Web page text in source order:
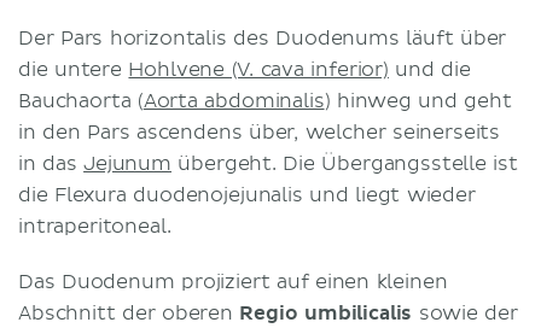
Der Pars horizontalis des Duodenums läuft über
die untere Hohlvene (V. cava inferior) und die
Bauchaorta (Aorta abdominalis) hinweg und geht
in den Pars ascendens über, welcher seinerseits
in dasJejunum übergeht. Die Übergangsstelle ist
die Flexura duodenojejunalis und liegt wieder
intraperitoneal.
Das Duodenum projiziert auf einen kleinen
Abschnitt der oberen Regio umbilicalis sowie der